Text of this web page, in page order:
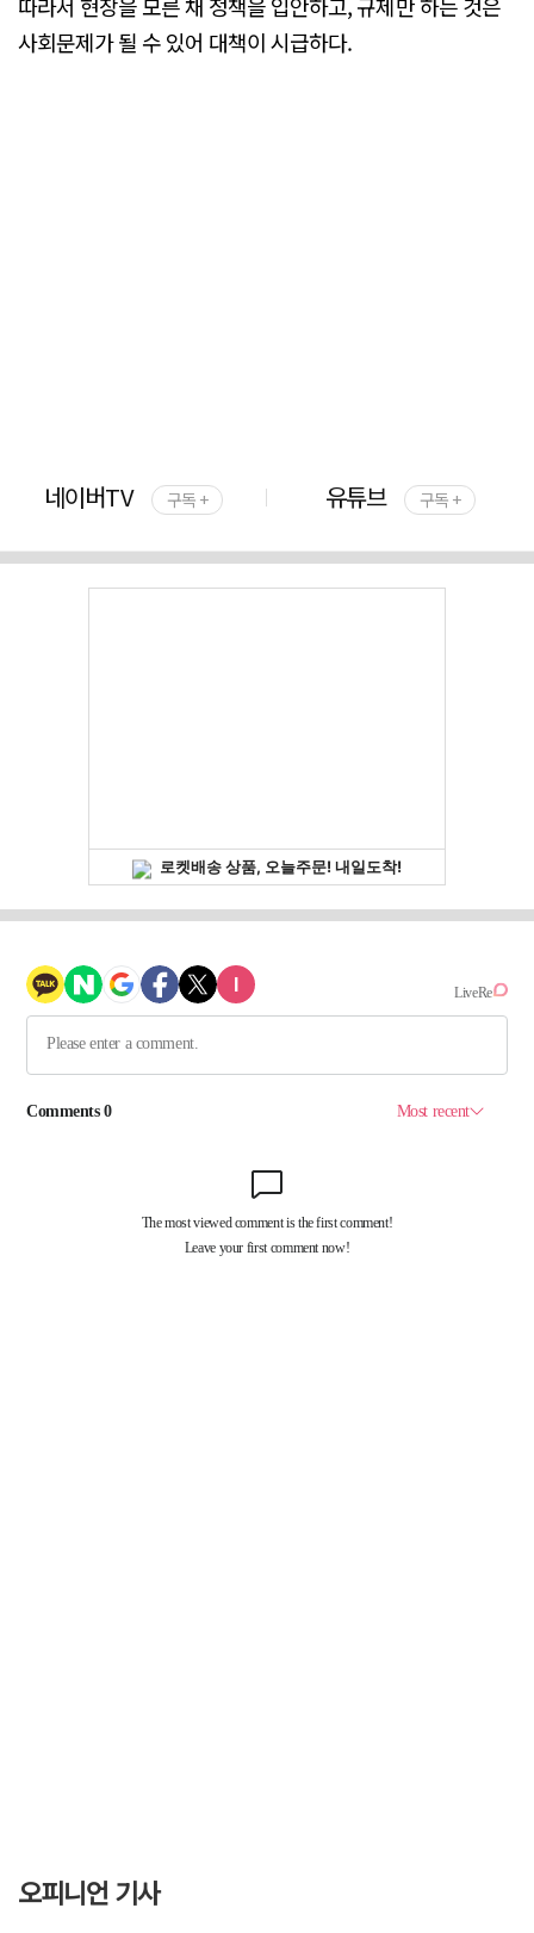
사회문제가 될 수 있어 대책이 시급하다.
네이버TV 구독 + 유튜브 구독 +
오피니언 기사